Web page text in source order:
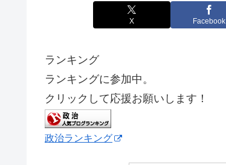
X Facebook
ランキング
ランキングに参加中。
クリックして応援お願いします！
政治ランキング